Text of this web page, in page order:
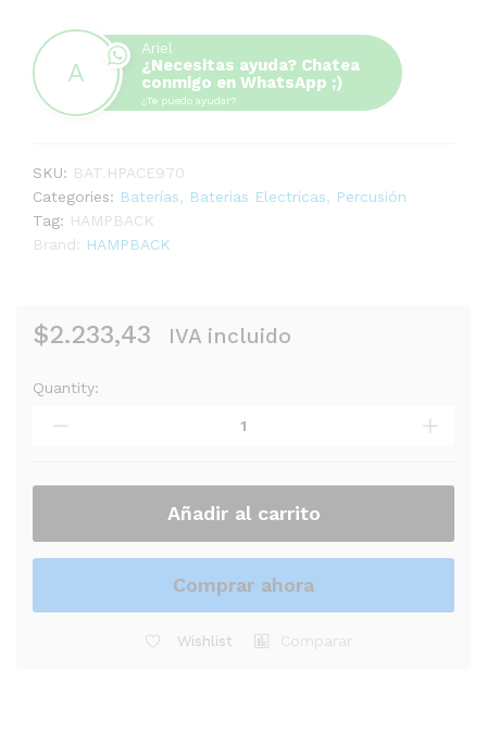
Ariel
¿Necesitas ayuda? Chatea
conmigo en WhatsApp ;)
¿Te puedo ayudar?
SKU: BAT.HPACE970
Categories: Baterías Baterias Electricas
Percusión
Tag: HAMPBACK
Brand: HAMPBACK
$2.233,43 IVA incluido
BATERIA
970
Quantity:
Añadir al carrito
Comprar ahora
Wishlist Comparar